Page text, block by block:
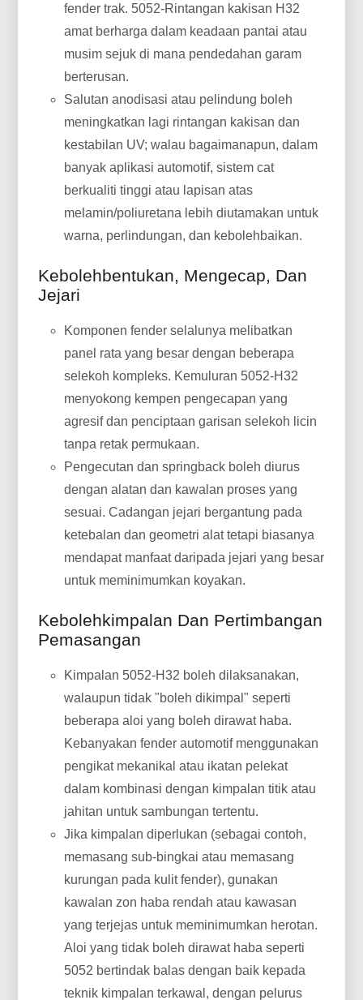
fender trak. 5052-Rintangan kakisan H32
amat berharga dalam keadaan pantai atau
musim sejuk di mana pendedahan garam
berterusan.
Salutan anodisasi atau pelindung boleh
meningkatkan lagi rintangan kakisan dan
kestabilan UV; walau bagaimanapun, dalam
banyak aplikasi automotif, sistem cat
berkualiti tinggi atau lapisan atas
melamin/poliuretana lebih diutamakan untuk
warna, perlindungan, dan kebolehbaikan.
Kebolehbentukan, Mengecap, Dan
Jejari
Komponen fender selalunya melibatkan
panel rata yang besar dengan beberapa
selekoh kompleks. Kemuluran 5052-H32
menyokong kempen pengecapan yang
agresif dan penciptaan garisan selekoh licin
tanpa retak permukaan.
Pengecutan dan springback boleh diurus
dengan alatan dan kawalan proses yang
sesuai. Cadangan jejari bergantung pada
ketebalan dan geometri alat tetapi biasanya
mendapat manfaat daripada jejari yang besar
untuk meminimumkan koyakan.
Kebolehkimpalan Dan Pertimbangan
Pemasangan
Kimpalan 5052-H32 boleh dilaksanakan,
walaupun tidak "boleh dikimpal" seperti
beberapa aloi yang boleh dirawat haba.
Kebanyakan fender automotif menggunakan
pengikat mekanikal atau ikatan pelekat
dalam kombinasi dengan kimpalan titik atau
jahitan untuk sambungan tertentu.
Jika kimpalan diperlukan (sebagai contoh,
memasang sub-bingkai atau memasang
kurungan pada kulit fender), gunakan
kawalan zon haba rendah atau kawasan
yang terjejas untuk meminimumkan herotan.
Aloi yang tidak boleh dirawat haba seperti
5052 bertindak balas dengan baik kepada
teknik kimpalan terkawal, dengan pelurus